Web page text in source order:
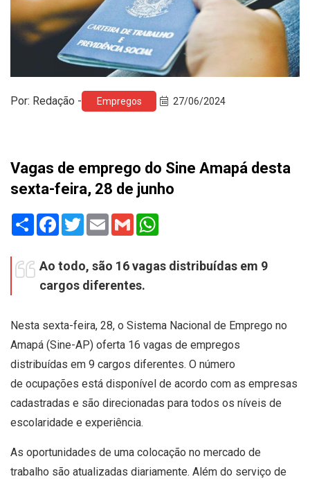
Por: Redação - Empregos 27/06/2024
Vagas de emprego do Sine Amapá desta
sexta-feira, 28 de junho
Share Facebook
TwitterEmail Gmail
Ao todo, são 16 vagas distribuídas em 9
cargos diferentes.
Nesta sexta-feira, 28, o Sistema Nacional de Emprego no
Amapá (Sine-AP) oferta 16 vagas de empregos
distribuídas em 9 cargos diferentes. O número
de ocupações está disponível de acordo com as empresas
cadastradas e são direcionadas para todos os níveis de
escolaridade e experiência.
As oportunidades de uma colocação no mercado de
trabalho são atualizadas diariamente. Além do serviço de